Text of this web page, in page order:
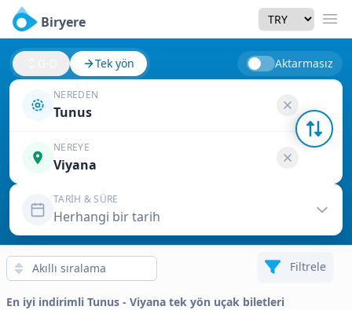
Biryere Currency
Tek yön Aktarmasız
NEREDEN
Tunus
NEREYE
Viyana
TARIH & SÜRE
Herhangi bir tarih
Filtrele
En iyi indirimli Tunus - Viyana tek yön uçak biletleri